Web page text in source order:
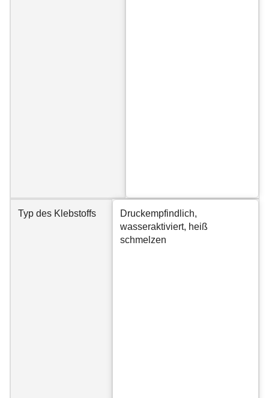
Typ des Klebstoffs
Druckempfindlich,
wasseraktiviert, heiß
schmelzen